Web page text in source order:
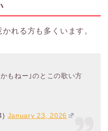
かれる方も多くいます。
もねー｣のとこの歌い方
January 23, 2026